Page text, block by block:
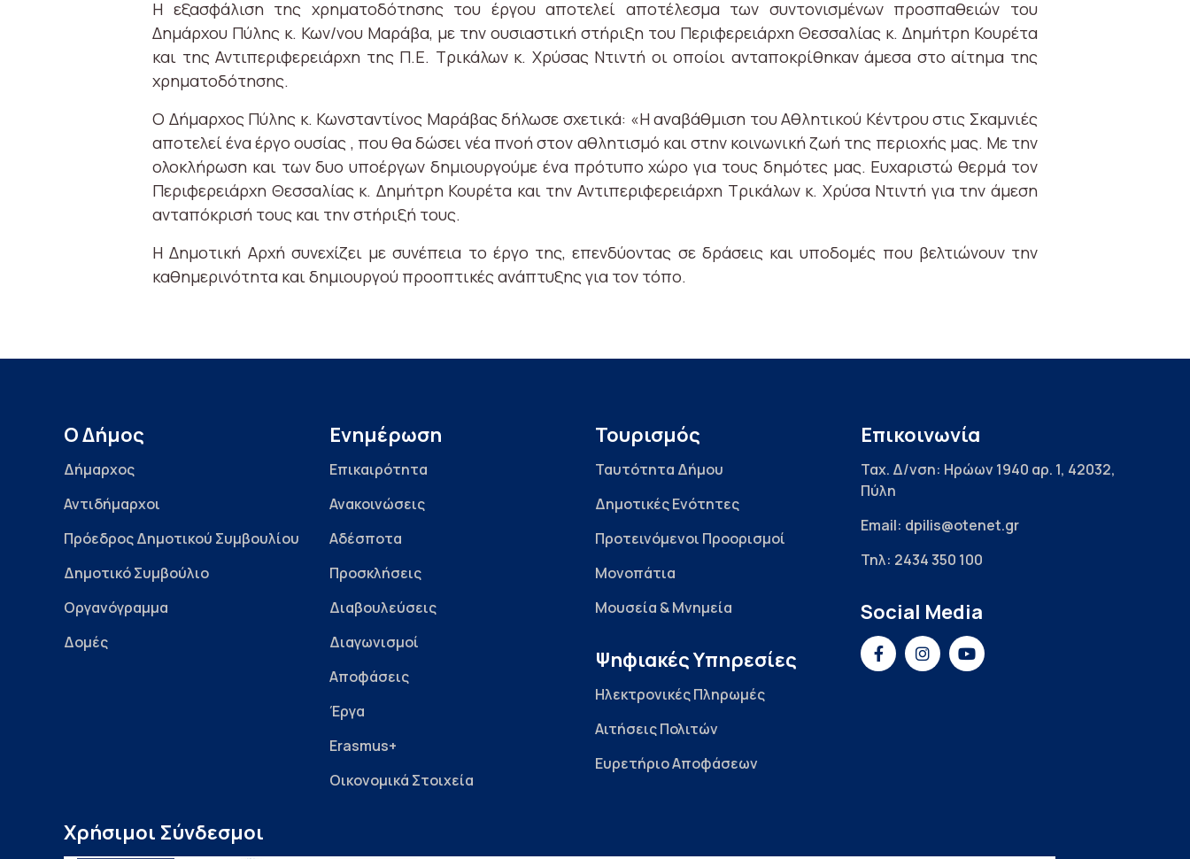
Η εξασφάλιση της χρηματοδότησης του έργου αποτελεί αποτέλεσμα των συντονισμένων προσπαθειών του
Δημάρχου Πύλης κ. Κων/νου Μαράβα, με την ουσιαστική στήριξη του Περιφερειάρχη Θεσσαλίας κ. Δημήτρη Κουρέτα
και της Αντιπεριφερειάρχη της Π.Ε. Τρικάλων κ. Χρύσας Ντιντή οι οποίοι ανταποκρίθηκαν άμεσα στο αίτημα της
χρηματοδότησης.
Ο Δήμαρχος Πύλης κ. Κωνσταντίνος Μαράβας δήλωσε σχετικά: «Η αναβάθμιση του Αθλητικού Κέντρου στις Σκαμνιές
αποτελεί ένα έργο ουσίας , που θα δώσει νέα πνοή στον αθλητισμό και στην κοινωνική ζωή της περιοχής μας. Με την
ολοκλήρωση και των δυο υποέργων δημιουργούμε ένα πρότυπο χώρο για τους δημότες μας. Ευχαριστώ θερμά τον
Περιφερειάρχη Θεσσαλίας κ. Δημήτρη Κουρέτα και την Αντιπεριφερειάρχη Τρικάλων κ. Χρύσα Ντιντή για την άμεση
ανταπόκρισή τους και την στήριξή τους.
Η Δημοτική Αρχή συνεχίζει με συνέπεια το έργο της, επενδύοντας σε δράσεις και υποδομές που βελτιώνουν την
καθημερινότητα και δημιουργού προοπτικές ανάπτυξης για τον τόπο.
Ο Δήμος
Δήμαρχος
Αντιδήμαρχοι
Πρόεδρος Δημοτικού Συμβουλίου
Δημοτικό Συμβούλιο
Οργανόγραμμα
Δομές
Ενημέρωση
Επικαιρότητα
Ανακοινώσεις
Αδέσποτα
Προσκλήσεις
Διαβουλεύσεις
Διαγωνισμοί
Αποφάσεις
Έργα
Erasmus+
Οικονομικά Στοιχεία
Τουρισμός
Ταυτότητα Δήμου
Δημοτικές Ενότητες
Προτεινόμενοι Προορισμοί
Μονοπάτια
Μουσεία & Μνημεία
Ψηφιακές Υπηρεσίες
Ηλεκτρονικές Πληρωμές
Αιτήσεις Πολιτών
Ευρετήριο Αποφάσεων
Επικοινωνία
Ταχ. Δ/νση: Ηρώων 1940 αρ. 1, 42032,
Πύλη
Email: dpilis@otenet.gr
Τηλ: 2434 350 100
Social Media
Χρήσιμοι Σύνδεσμοι